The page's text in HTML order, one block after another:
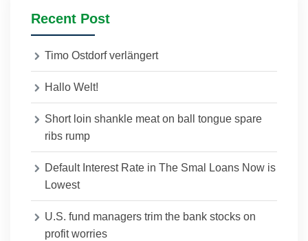
Recent Post
Timo Ostdorf verlängert
Hallo Welt!
Short loin shankle meat on ball tongue spare
ribs rump
Default Interest Rate in The Smal Loans Now is
Lowest
U.S. fund managers trim the bank stocks on
profit worries